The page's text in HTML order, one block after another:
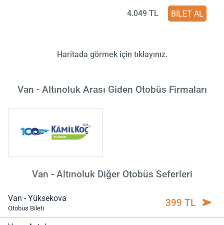
4.049 TL BİLET AL
Haritada görmek için tıklayınız.
Van - Altınoluk Arası Giden Otobüs Firmaları
Van - Altınoluk Diğer Otobüs Seferleri
Van - Yüksekova
Otobüs Bileti 399 TL